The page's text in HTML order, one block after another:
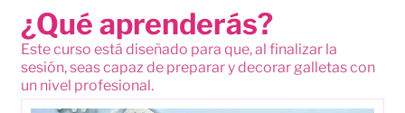
¿Qué aprenderás?
Este curso está diseñado para que, al finalizar la
sesión, seas capaz de preparar y decorar galletas con
un nivel profesional.